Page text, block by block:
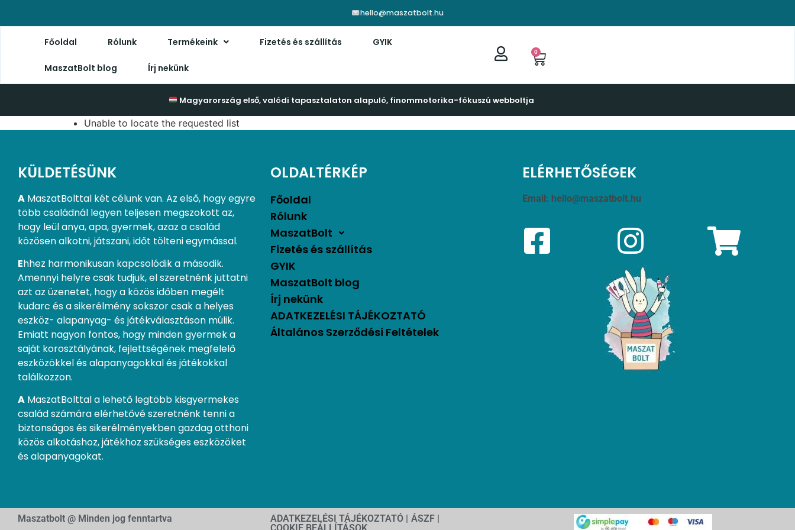
hello@maszatbolt.hu
Főoldal Rólunk Termékeink Fizetés és szállítás GYIK
MaszatBolt blog Írj nekünk
0
Magyarország első, valódi tapasztalaton alapuló, finommotorika-fókuszú webboltja
Unable to locate the requested list
KÜLDETÉSÜNK
A MaszatBolttal két célunk van. Az első, hogy egyre
több családnál legyen teljesen megszokott az,
hogy leül anya, apa, gyermek, azaz a család
közösen alkotni, játszani, időt tölteni egymással.
Ehhez harmonikusan kapcsolódik a második.
Amennyi helyre csak tudjuk, el szeretnénk juttatni
azt az üzenetet, hogy a közös időben megélt
kudarc és a sikerélmény sokszor csak a helyes
eszköz- alapanyag- és játékválasztáson múlik.
Emiatt nagyon fontos, hogy minden gyermek a
saját korosztályának, fejlettségének megfelelő
eszközökkel és alapanyagokkal és játékokkal
találkozzon.
A MaszatBolttal a lehető legtöbb kisgyermekes
család számára elérhetővé szeretnénk tenni a
biztonságos és sikerélményekben gazdag otthoni
közös alkotáshoz, játékhoz szükséges eszközöket
és alapanyagokat.
OLDALTÉRKÉP
Főoldal
Rólunk
MaszatBolt
Fizetés és szállítás
GYIK
MaszatBolt blog
Írj nekünk
ADATKEZELÉSI TÁJÉKOZTATÓ
Általános Szerződési Feltételek
ELÉRHETŐSÉGEK
Email: hello@maszatbolt.hu
Maszatbolt @ Minden jog fenntartva ADATKEZELÉSI TÁJÉKOZTATÓ | ÁSZF |